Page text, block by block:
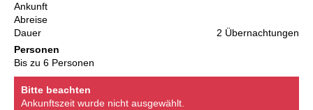
Ankunft
Abreise
Dauer
2 Übernachtungen
Personen
Bis zu 6 Personen
Bitte beachten
Ankunftszeit wurde nicht ausgewählt.